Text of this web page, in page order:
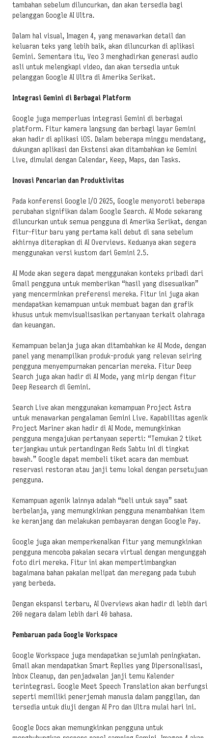
tambahan sebelum diluncurkan, dan akan tersedia bagi
pelanggan Google AI Ultra.
Dalam hal visual, Imagen 4, yang menawarkan detail dan
keluaran teks yang lebih baik, akan diluncurkan di aplikasi
Gemini. Sementara itu, Veo 3 menghadirkan generasi audio
asli untuk melengkapi video, dan akan tersedia untuk
pelanggan Google AI Ultra di Amerika Serikat.
Integrasi Gemini di Berbagai Platform
Google juga memperluas integrasi Gemini di berbagai
platform. Fitur kamera langsung dan berbagi layar Gemini
akan hadir di aplikasi iOS. Dalam beberapa minggu mendatang,
dukungan aplikasi dan Ekstensi akan ditambahkan ke Gemini
Live, dimulai dengan Calendar, Keep, Maps, dan Tasks.
Inovasi Pencarian dan Produktivitas
Pada konferensi Google I/O 2025, Google menyoroti beberapa
perubahan signifikan dalam Google Search. AI Mode sekarang
diluncurkan untuk semua pengguna di Amerika Serikat, dengan
fitur-fitur baru yang pertama kali debut di sana sebelum
akhirnya diterapkan di AI Overviews. Keduanya akan segera
menggunakan versi kustom dari Gemini 2.5.
AI Mode akan segera dapat menggunakan konteks pribadi dari
Gmail pengguna untuk memberikan “hasil yang disesuaikan”
yang mencerminkan preferensi mereka. Fitur ini juga akan
mendapatkan kemampuan untuk membuat bagan dan grafik
khusus untuk memvisualisasikan pertanyaan terkait olahraga
dan keuangan.
Kemampuan belanja juga akan ditambahkan ke AI Mode, dengan
panel yang menampilkan produk-produk yang relevan seiring
pengguna menyempurnakan pencarian mereka. Fitur Deep
Search juga akan hadir di AI Mode, yang mirip dengan fitur
Deep Research di Gemini.
Search Live akan menggunakan kemampuan Project Astra
untuk menawarkan pengalaman Gemini Live. Kapabilitas agenik
Project Mariner akan hadir di AI Mode, memungkinkan
pengguna mengajukan pertanyaan seperti: “Temukan 2 tiket
terjangkau untuk pertandingan Reds Sabtu ini di tingkat
bawah.” Google dapat membeli tiket acara dan membuat
reservasi restoran atau janji temu lokal dengan persetujuan
pengguna.
Kemampuan agenik lainnya adalah “beli untuk saya” saat
berbelanja, yang memungkinkan pengguna menambahkan item
ke keranjang dan melakukan pembayaran dengan Google Pay.
Google juga akan memperkenalkan fitur yang memungkinkan
pengguna mencoba pakaian secara virtual dengan mengunggah
foto diri mereka. Fitur ini akan mempertimbangkan
bagaimana bahan pakaian melipat dan meregang pada tubuh
yang berbeda.
Dengan ekspansi terbaru, AI Overviews akan hadir di lebih dari
200 negara dalam lebih dari 40 bahasa.
Pembaruan pada Google Workspace
Google Workspace juga mendapatkan sejumlah peningkatan.
Gmail akan mendapatkan Smart Replies yang Dipersonalisasi,
Inbox Cleanup, dan penjadwalan janji temu Kalender
terintegrasi. Google Meet Speech Translation akan berfungsi
seperti memiliki penerjemah manusia dalam panggilan, dan
tersedia untuk diuji dengan AI Pro dan Ultra mulai hari ini.
Google Docs akan memungkinkan pengguna untuk